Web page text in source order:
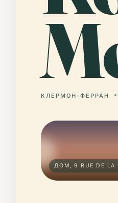
КЛЕРМОН-ФЕРРАН
ДОМ, 9 RUE DE LA